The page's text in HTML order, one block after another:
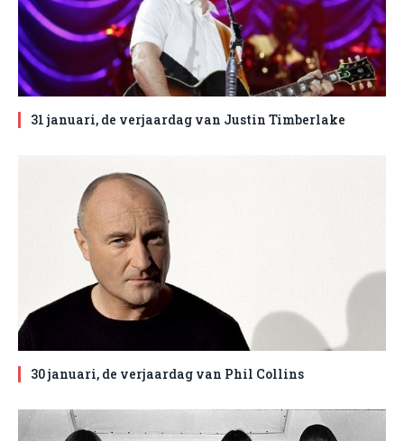
31 januari, de verjaardag van Justin Timberlake
30 januari, de verjaardag van Phil Collins